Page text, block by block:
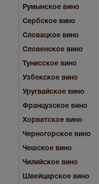
Румынское вино
Сербское вино
Словацкое вино
Словенское вино
Тунисское вино
Узбекское вино
Уругвайское вино
Французское вино
Хорватское вино
Черногорское вино
Чешское вино
Чилийское вино
Швейцарское вино